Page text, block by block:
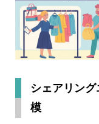
シェアリン
模